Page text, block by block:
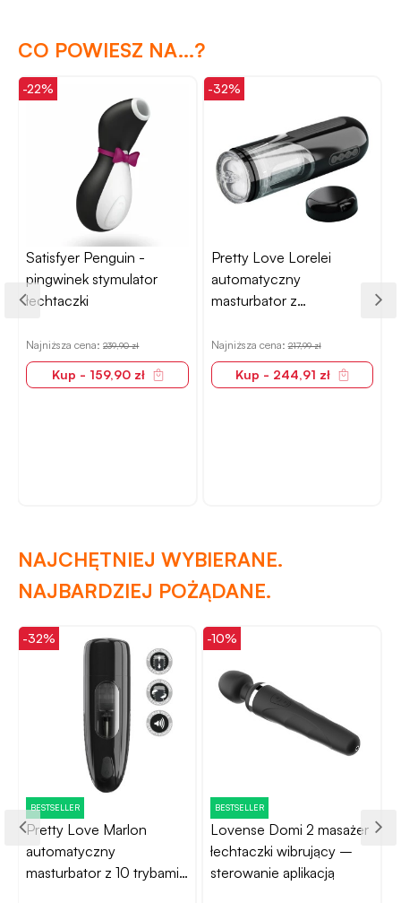
CO POWIESZ NA...?
Satisfyer Penguin -
pingwinek stymulator
łechtaczki
Najniższa cena:239,90 zł
Kup - 159,90 zł
-22%
Pretty Love Lorelei
automatyczny
masturbator z
Najniższa cena:217,99 zł
Kup - 244,91 zł
-32%
NAJCHĘTNIEJ WYBIERANE.
NAJBARDZIEJ POŻĄDANE.
-32%
BESTSELLER
Pretty Love Marlon
automatyczny
masturbator z 10 trybami
-10%
BESTSELLER
Lovense Domi 2 masażer
łechtaczki wibrujący –
sterowanie aplikacją